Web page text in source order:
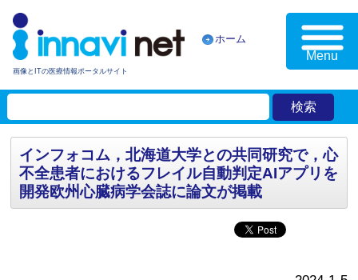
画像とITの医療情報ポータルサイト
ホーム
Menu
インフォコム，北海道大学との共同研究で，心
不全患者におけるフレイル自動判定AIアプリを
開発欧州心臓病学会誌に論文が掲載